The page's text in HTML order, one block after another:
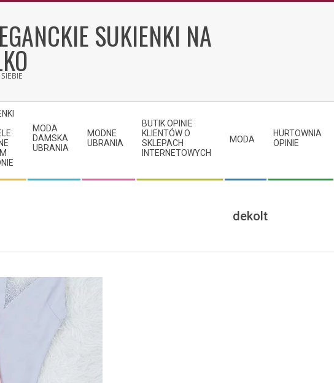
SUKIENKI NA
MODA
DAMSKA
UBRANIA
MODNE
UBRANIA
BUTIK OPINIE
KLIENTÓW O
SKLEPACH
INTERNETOWYCH
MODA
HURTOWNIA
OPINIE
dekolt